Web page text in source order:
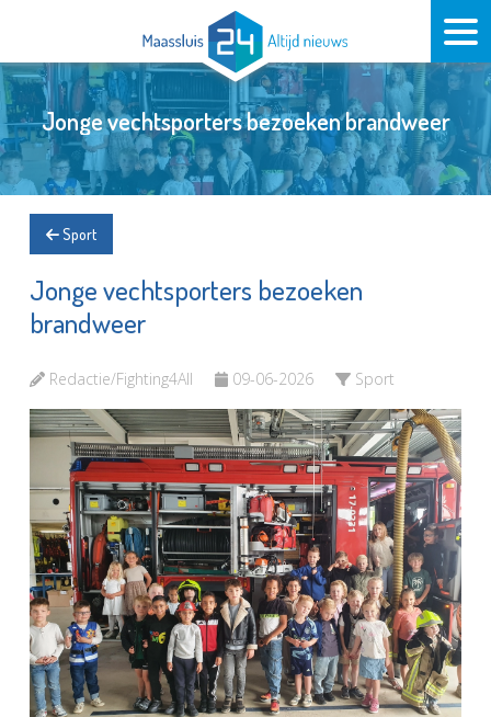
Jonge vechtsporters bezoeken brandweer
Sport
Jonge vechtsporters bezoeken
brandweer
Redactie/Fighting4All 09-06-2026 Sport